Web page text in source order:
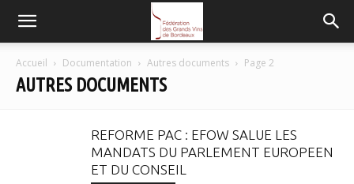
FGVB
Accueil Documentation Autres documents Page 2
AUTRES DOCUMENTS
REFORME PAC : EFOW SALUE LES
MANDATS DU PARLEMENT EUROPEEN
ET DU CONSEIL